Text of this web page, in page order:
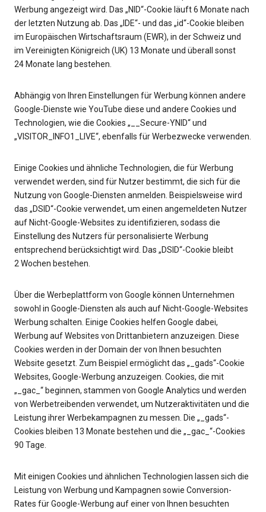
Werbung angezeigt wird. Das „NID“-Cookie läuft 6 Monate nach
der letzten Nutzung ab. Das „IDE“- und das „id“-Cookie bleiben
im Europäischen Wirtschaftsraum (EWR), in der Schweiz und
im Vereinigten Königreich (UK) 13 Monate und überall sonst
24 Monate lang bestehen.
Abhängig von Ihren Einstellungen für Werbung können andere
Google-Dienste wie YouTube diese und andere Cookies und
Technologien, wie die Cookies „__Secure-YNID“ und
„VISITOR_INFO1_LIVE“, ebenfalls für Werbezwecke verwenden.
Einige Cookies und ähnliche Technologien, die für Werbung
verwendet werden, sind für Nutzer bestimmt, die sich für die
Nutzung von Google-Diensten anmelden. Beispielsweise wird
das „DSID“-Cookie verwendet, um einen angemeldeten Nutzer
auf Nicht-Google-Websites zu identifizieren, sodass die
Einstellung des Nutzers für personalisierte Werbung
entsprechend berücksichtigt wird. Das „DSID“-Cookie bleibt
2 Wochen bestehen.
Über die Werbeplattform von Google können Unternehmen
sowohl in Google-Diensten als auch auf Nicht-Google-Websites
Werbung schalten. Einige Cookies helfen Google dabei,
Werbung auf Websites von Drittanbietern anzuzeigen. Diese
Cookies werden in der Domain der von Ihnen besuchten
Website gesetzt. Zum Beispiel ermöglicht das „_gads“-Cookie
Websites, Google-Werbung anzuzeigen. Cookies, die mit
„_gac_“ beginnen, stammen von Google Analytics und werden
von Werbetreibenden verwendet, um Nutzeraktivitäten und die
Leistung ihrer Werbekampagnen zu messen. Die „_gads“-
Cookies bleiben 13 Monate bestehen und die „_gac_“-Cookies
90 Tage.
Mit einigen Cookies und ähnlichen Technologien lassen sich die
Leistung von Werbung und Kampagnen sowie Conversion-
Rates für Google-Werbung auf einer von Ihnen besuchten